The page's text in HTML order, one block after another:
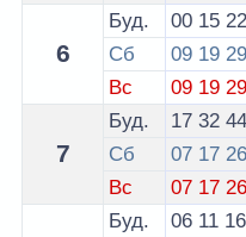
6
Буд. 00 15 22
Сб
09 19 29
Вс
09 19 29
7
Буд. 17 32 44
Сб
07 17 26
Вс
07 17 26
Буд. 06 11 16